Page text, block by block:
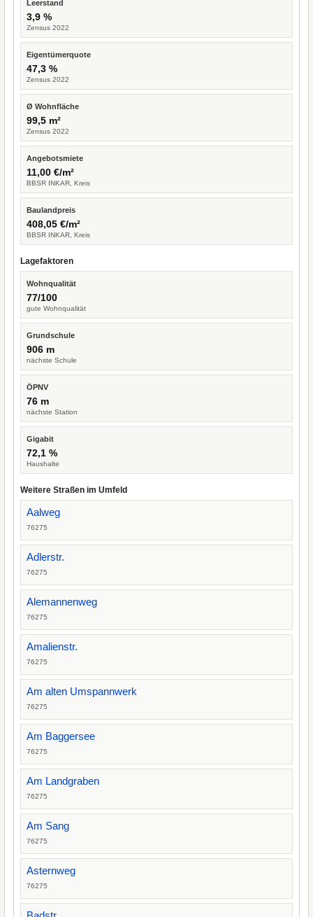
Leerstand
3,9 %
Zensus 2022
Eigentümerquote
47,3 %
Zensus 2022
Ø Wohnfläche
99,5 m²
Zensus 2022
Angebotsmiete
11,00 €/m²
BBSR INKAR, Kreis
Baulandpreis
408,05 €/m²
BBSR INKAR, Kreis
Lagefaktoren
Wohnqualität
77/100
gute Wohnqualität
Grundschule
906 m
nächste Schule
ÖPNV
76 m
nächste Station
Gigabit
72,1 %
Haushalte
Weitere Straßen im Umfeld
Aalweg
76275
Adlerstr.
76275
Alemannenweg
76275
Amalienstr.
76275
Am alten Umspannwerk
76275
Am Baggersee
76275
Am Landgraben
76275
Am Sang
76275
Asternweg
76275